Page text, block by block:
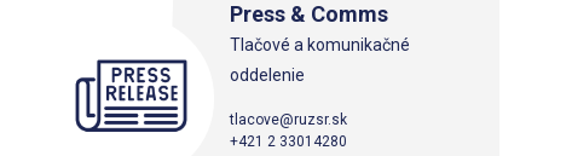
Press & Comms
Tlačové a komunikačné
oddelenie
tlacove@ruzsr.sk
+421 2 33014280